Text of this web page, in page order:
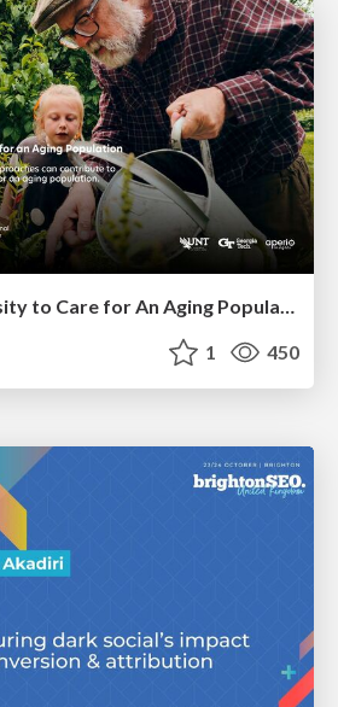
Leveraging Curiosity to Care for An Aging Population
1 450